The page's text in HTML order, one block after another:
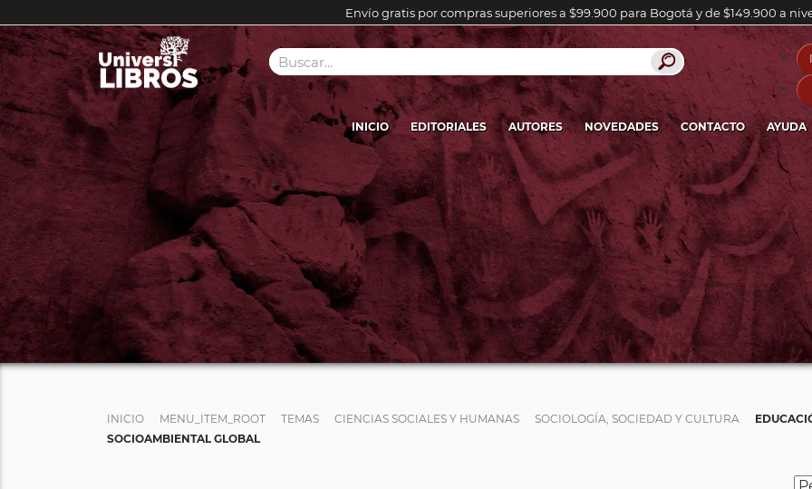
Envío gratis por compras superiores a $99.900 para Bogotá y de $149.900 a
INICIO EDITORIALES AUTORES NOVEDADES CONTACTO AYUDA
INICIO MENU_ITEM_ROOT TEMAS CIENCIAS SOCIALES Y HUMANAS SOCIOLOGÍA, SOCIEDAD Y CULTURA
SOCIOAMBIENTAL GLOBAL